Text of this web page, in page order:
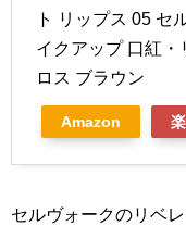
ト リップス 05 セ
イクアップ 口紅・
ロス ブラウン
Amazon
セルヴォークのリベ